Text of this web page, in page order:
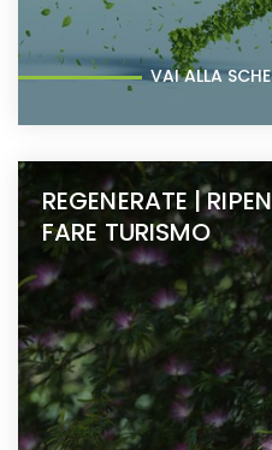
VAI ALLA
REGENERATE |
FARE TURISMO